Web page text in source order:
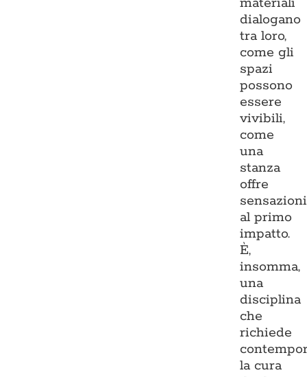
dialogano
tra loro,
come gli
spazi
possono
essere
vivibili,
come
una
stanza
offre
sensazioni
al primo
impatto.
È,
insomma,
una
disciplina
che
richiede
la cura